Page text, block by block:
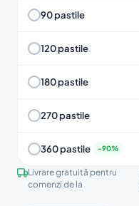
90 pastile
120 pastile
180 pastile
270 pastile
360 pastile
Livrare gratuită pentru
comenzi de la